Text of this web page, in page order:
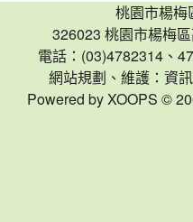
桃園市楊梅
326023 桃園市楊梅
電話：(03)4782314、
網站規劃、維護：資
Powered by XOOPS ©